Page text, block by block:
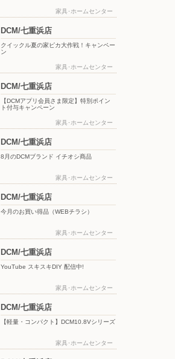
家具･ホームセンター
DCM/七重浜店
クイックル夏の家ピカ大作戦！キャンペー
ン
家具･ホームセンター
DCM/七重浜店
【DCMアプリ会員さま限定】特別ポイン
ト付与キャンペーン
家具･ホームセンター
DCM/七重浜店
8月のDCMブランド イチオシ商品
家具･ホームセンター
DCM/七重浜店
今月のお買い得品（WEBチラシ）
家具･ホームセンター
DCM/七重浜店
YouTube スキスキDIY 配信中!
家具･ホームセンター
DCM/七重浜店
【軽量・コンパクト】DCM10.8Vシリーズ
家具･ホームセンター